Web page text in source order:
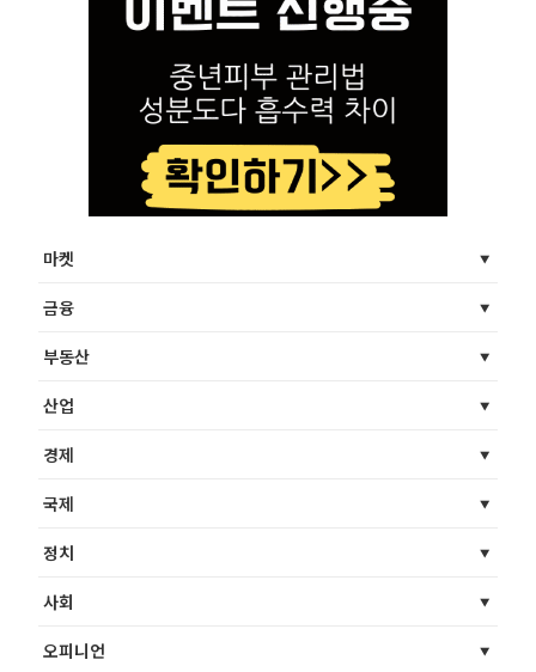
마켓
금융
부동산
산업
경제
국제
정치
사회
오피니언